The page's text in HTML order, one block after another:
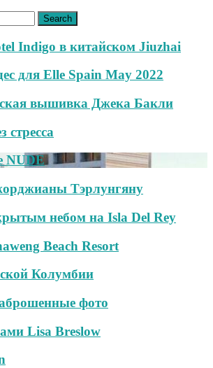
Indigo в китайском Jiuzhai
для Elle Spain May 2022
вышивка Джека Бакли
стресса
NUDE
Тэрлунгяну
небом на Isla Del Rey
Beach Resort
Колумбии
фото
Lisa Breslow